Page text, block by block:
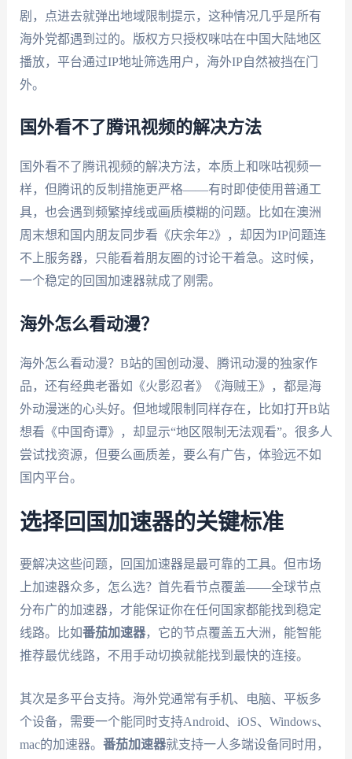
剧，点进去就弹出地域限制提示，这种情况几乎是所有
海外党都遇到过的。版权方只授权咪咕在中国大陆地区
播放，平台通过IP地址筛选用户，海外IP自然被挡在门
外。
国外看不了腾讯视频的解决方法
国外看不了腾讯视频的解决方法，本质上和咪咕视频一
样，但腾讯的反制措施更严格——有时即使使用普通工
具，也会遇到频繁掉线或画质模糊的问题。比如在澳洲
周末想和国内朋友同步看《庆余年2》，却因为IP问题连
不上服务器，只能看着朋友圈的讨论干着急。这时候，
一个稳定的回国加速器就成了刚需。
海外怎么看动漫？
海外怎么看动漫？B站的国创动漫、腾讯动漫的独家作
品，还有经典老番如《火影忍者》《海贼王》，都是海
外动漫迷的心头好。但地域限制同样存在，比如打开B站
想看《中国奇谭》，却显示“地区限制无法观看”。很多人
尝试找资源，但要么画质差，要么有广告，体验远不如
国内平台。
选择回国加速器的关键标准
要解决这些问题，回国加速器是最可靠的工具。但市场
上加速器众多，怎么选？首先看节点覆盖——全球节点
分布广的加速器，才能保证你在任何国家都能找到稳定
线路。比如番茄加速器，它的节点覆盖五大洲，能智能
推荐最优线路，不用手动切换就能找到最快的连接。
其次是多平台支持。海外党通常有手机、电脑、平板多
个设备，需要一个能同时支持Android、iOS、Windows、
mac的加速器。 番茄加速器就支持一人多端设备同时用，